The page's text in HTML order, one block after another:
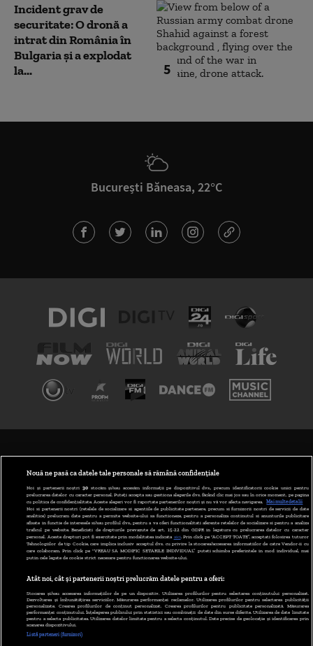
5
Incident grav de
securitate: O dronă a
intrat din România în
Bulgaria şi a explodat
la...
București Băneasa, 22°C
ABONARE DIGI TV
GESTIONAȚI PREFERINȚELE
CODUL DIGI24
CAMERE WEB
CONTACT/INFO
Nouă ne pasă ca datele tale personale să rămână confidențiale
Noi și partenerii noștri 30stocăm și/sau accesăm informații pe dispozitivul dvs., precum identificatorii cookie unici pentru
prelucrarea datelor cu caracter personal. Puteți accepta sau gestiona alegerile dvs. făcând clic mai jos sau în orice moment, pe pagina
cu politica de confidențialitate. Aceste alegeri vor fi raportate partenerilor noștri și nu vă vor afecta navigarea.
Mai multe detalii
Noi si partenerii nostri (retelele de socializare si agentiile de publicitate partenere, precum si furnizorii nostri de servicii de date
analitice) prelucram date pentru a permite website-ului sa functioneze, pentru a personaliza continutul si anunturile publicitare
afisate in functie de interesele si/sau profilul dvs., pentru a va oferi functionalitati aferente retelelor de socializare si pentru a analiza
traficul pe website. Beneficiati de drepturile prevazute de art. 15-22 din GDPR in legatura cu prelucrarea datelor cu caracter
personal. Aceste drepturi pot fi exercitate prin modalitatea indicata aici. Prin click pe “ACCEPT TOATE”, acceptati folosirea tuturor
Tehnologiilor de tip Cookie, care implica inclusiv acceptul dvs. cu privire la stocarea/accesarea informatiilor de catre Vendor-ii cu
care colaboram. Prin click pe “VREAU SA MODIFIC SETARILE INDIVIDUAL” puteti schimba preferintele in mod individual, mai
putin cele legate de cookie strict necesare pentru functionarea website-ului.
Atât noi, cât și partenerii noștri prelucrăm datele pentru a oferi:
Stocarea și/sau accesarea informațiilor de pe un dispozitiv. Utilizarea profilurilor pentru selectarea conținutului personalizat.
Dezvoltarea și îmbunătățirea serviciilor. Măsurarea performanței reclamelor. Utilizarea profilurilor pentru selectarea publicității
personalizate. Crearea profilurilor de conținut personalizat. Crearea profilurilor pentru publicitate personalizată. Măsurarea
performanței conținutului. Înțelegerea publicului prin statistici sau combinații de date din surse diferite. Utilizarea de date limitate
pentru a selecta publicitatea. Utilizarea datelor limitate pentru a selecta conținutul. Date precise de geolocație și identificarea prin
scanarea dispozitivului.
Listă parteneri (furnizori)